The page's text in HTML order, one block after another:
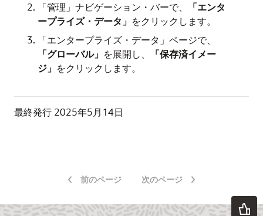
「管理」ナビゲーション・バーで、
「エンタ
ープライズ・データ」 をクリックします。
「エンタープライズ・データ」ページで、
「グローバル」 を展開し、
「保存済イメー
ジ」 をクリックします。
最終発行 2025年5月14日
前のページ 次のページ